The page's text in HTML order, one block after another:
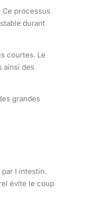
processus
durant
courtes. Le
ainsi des
grandes
l intestin.
évite le coup